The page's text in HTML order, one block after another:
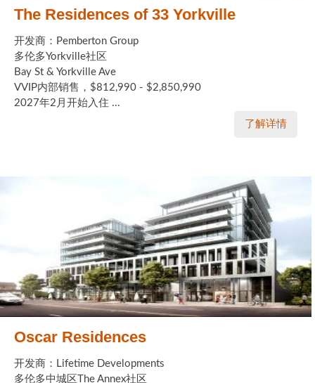
The Residences of 33 Yorkville
开发商：Pemberton Group
多伦多Yorkville社区
Bay St & Yorkville Ave
VVIP内部销售，$812,990 - $2,850,990
2027年2月开始入住 ...
了解详情
Oscar Residences
开发商：Lifetime Developments
多伦多中城区The Annex社区